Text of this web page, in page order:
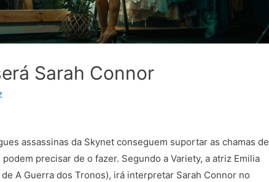
Sarah Connor
assassinas da Skynet conseguem suportar as chamas de
precisar de o fazer. Segundo a Variety, a atriz Emilia
A Guerra dos Tronos), irá interpretar Sarah Connor no